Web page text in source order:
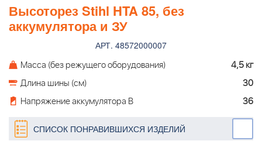
Высоторез Stihl HTA 85, без
аккумулятора и ЗУ
АРТ. 48572000007
Масса (без режущего оборудования)
4,5 кг
Длина шины (см)
30
Напряжение аккумулятора В
36
СПИСОК ПОНРАВИВШИХСЯ ИЗДЕЛИЙ